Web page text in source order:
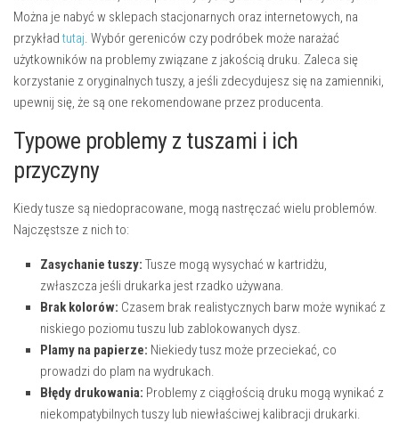
Można je nabyć w sklepach stacjonarnych oraz internetowych, na
przykład tutaj . Wybór gereniców czy podróbek może narażać
użytkowników na problemy związane z jakością druku. Zaleca się
korzystanie z oryginalnych tuszy, a jeśli zdecydujesz się na zamienniki,
upewnij się, że są one rekomendowane przez producenta.
Typowe problemy z tuszami i ich
przyczyny
Kiedy tusze są niedopracowane, mogą nastręczać wielu problemów.
Najczęstsze z nich to:
Zasychanie tuszy: Tusze mogą wysychać w kartridżu,
zwłaszcza jeśli drukarka jest rzadko używana.
Brak kolorów: Czasem brak realistycznych barw może wynikać z
niskiego poziomu tuszu lub zablokowanych dysz.
Plamy na papierze: Niekiedy tusz może przeciekać, co
prowadzi do plam na wydrukach.
Błędy drukowania: Problemy z ciągłością druku mogą wynikać z
niekompatybilnych tuszy lub niewłaściwej kalibracji drukarki.